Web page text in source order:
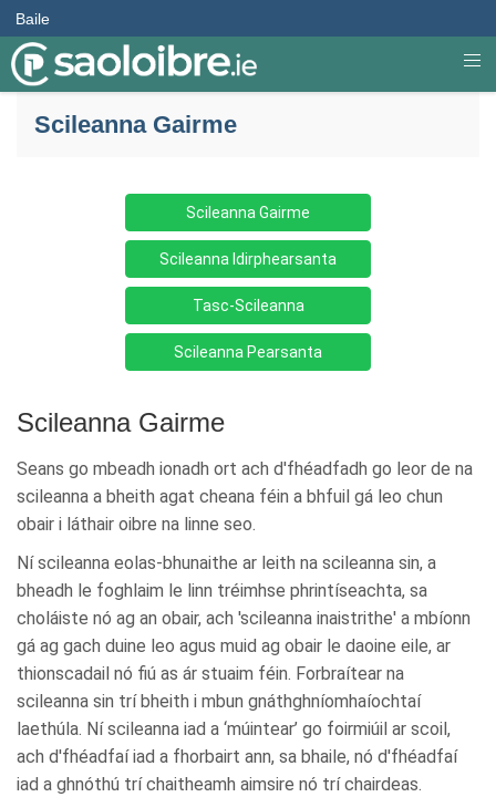
Baile
Scileanna Gairme
Scileanna Gairme
Scileanna Idirphearsanta
Tasc-Scileanna
Scileanna Pearsanta
Scileanna Gairme
Seans go mbeadh ionadh ort ach d'fhéadfadh go leor de na
scileanna a bheith agat cheana féin a bhfuil gá leo chun
obair i láthair oibre na linne seo.
Ní scileanna eolas-bhunaithe ar leith na scileanna sin, a
bheadh le foghlaim le linn tréimhse phrintíseachta, sa
choláiste nó ag an obair, ach 'scileanna inaistrithe' a mbíonn
gá ag gach duine leo agus muid ag obair le daoine eile, ar
thionscadail nó fiú as ár stuaim féin. Forbraítear na
scileanna sin trí bheith i mbun gnáthghníomhaíochtaí
laethúla. Ní scileanna iad a ‘múintear’ go foirmiúil ar scoil,
ach d'fhéadfaí iad a fhorbairt ann, sa bhaile, nó d'fhéadfaí
iad a ghnóthú trí chaitheamh aimsire nó trí chairdeas.